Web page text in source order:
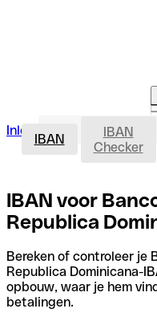
Inloggen Rekening openen
IBAN
IBAN
Checker
IBAN voor
Republica
Bereken of controleer je
Republica Dominicana-
opbouw, waar je hem
betalingen.